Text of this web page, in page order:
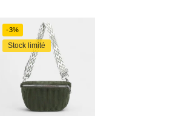
-3%
Stock limité